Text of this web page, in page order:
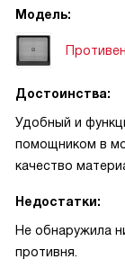
Модель:
Достоинства:
Удобный и
помощником в
качество
Недостатки:
Не обнаружила
противня.